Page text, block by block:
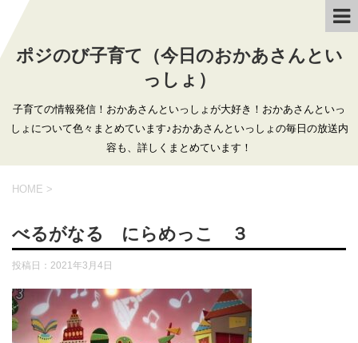
ポジのび子育て（今日のおかあさんとい
っしょ）
子育ての情報発信！おかあさんといっしょが大好き！おかあさんといっ
しょについて色々まとめています♪おかあさんといっしょの毎日の放送内
容も、詳しくまとめています！
HOME >
べるがなる にらめっこ ３
投稿日： 2021年3月4日